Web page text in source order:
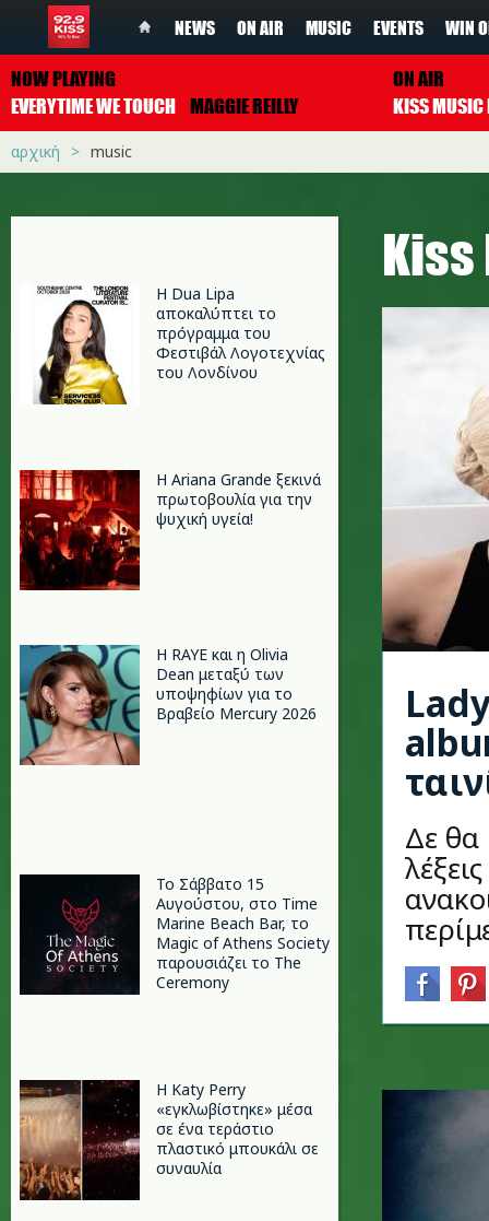
NEWS ON AIR MUSIC EVENTS WIN
NOW PLAYING
EVERYTIME WE TOUCH MAGGIE REILLY
ON AIR
αρχική music
Η Dua Lipa
αποκαλύπτει το
πρόγραμμα του
Φεστιβάλ Λογοτεχνίας
του Λονδίνου
Η Ariana Grande ξεκινά
πρωτοβουλία για την
ψυχική υγεία!
Η RAYE και η Olivia
Dean μεταξύ των
υποψηφίων για το
Βραβείο Mercury 2026
Το Σάββατο 15
Αυγούστου, στο Time
Marine Beach Bar, το
Magic of Athens Society
παρουσιάζει το The
Ceremony
H Katy Perry
«εγκλωβίστηκε» μέσα
σε ένα τεράστιο
πλαστικό μπουκάλι σε
συναυλία
Κiss
Δε θα